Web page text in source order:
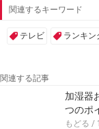
関連するキーワード
テレビ ランキン
関連する記事
加湿器
つのポ
もどる /